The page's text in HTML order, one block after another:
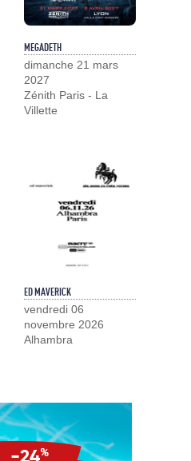
MEGADETH
dimanche 21 mars
2027
Zénith Paris - La
Villette
ED MAVERICK
vendredi 06
novembre 2026
Alhambra